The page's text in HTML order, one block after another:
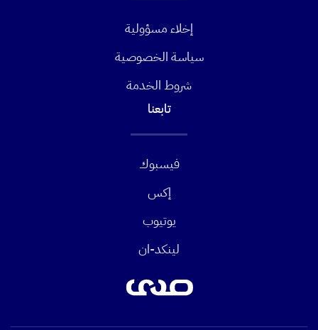
إخلاء مسؤولية
سياسة الخصوصية
شروط الخدمة
تابعنا
فيسبوك
إكس
يوتيوب
لينكد-ان